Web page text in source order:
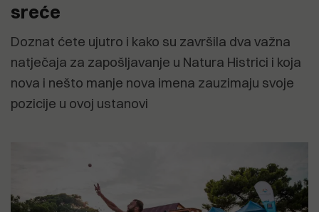
sreće
Doznat ćete ujutro i kako su završila dva važna
natječaja za zapošljavanje u Natura Histrici i koja
nova i nešto manje nova imena zauzimaju svoje
pozicije u ovoj ustanovi